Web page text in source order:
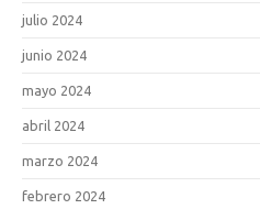
julio 2024
junio 2024
mayo 2024
abril 2024
marzo 2024
febrero 2024